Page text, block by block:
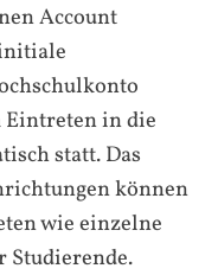
Account
in die
statt. Das
können
wie einzelne
Studierende.